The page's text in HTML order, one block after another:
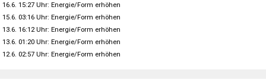
16.6. 15:27 Uhr: Energie/Form erhöhen
15.6. 03:16 Uhr: Energie/Form erhöhen
13.6. 16:12 Uhr: Energie/Form erhöhen
13.6. 01:20 Uhr: Energie/Form erhöhen
12.6. 02:57 Uhr: Energie/Form erhöhen